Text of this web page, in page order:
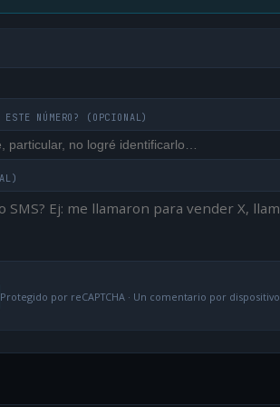
NÚMERO? (OPCIONAL)
Protegido por reCAPTCHA · Un comentario por dispositivo